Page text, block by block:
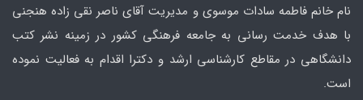
نام خانم فاطمه سادات موسوی و مدیریت آقای ناصر نقی زاده هنجنی
با هدف خدمت رسانی به جامعه فرهنگی کشور در زمینه نشر کتب
دانشگاهی در مقاطع کارشناسی ارشد و دکترا اقدام به فعالیت نموده
است.